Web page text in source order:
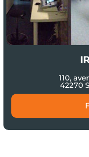
110,
42270